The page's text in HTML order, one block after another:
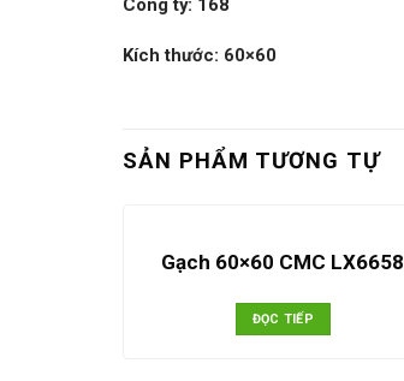
Công ty: 168
Kích thước: 60×60
SẢN PHẨM TƯƠNG TỰ
Gạch 60×60 CMC LX6658
ĐỌC TIẾP